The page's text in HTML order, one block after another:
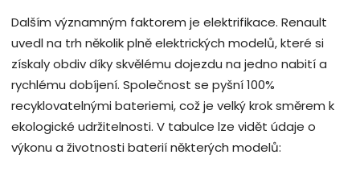
Dalším významným faktorem je elektrifikace. Renault
uvedl na trh několik plně elektrických modelů, které si
získaly obdiv díky skvělému dojezdu na jedno nabití a
rychlému dobíjení. Společnost se pyšní 100%
recyklovatelnými bateriemi, což je velký krok směrem k
ekologické udržitelnosti. V tabulce lze vidět údaje o
výkonu a životnosti baterií některých modelů: